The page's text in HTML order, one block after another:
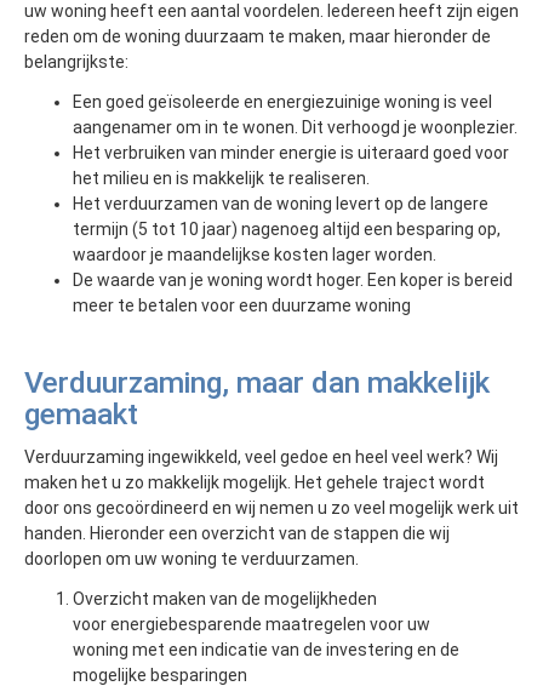
uw woning heeft een aantal voordelen. Iedereen heeft zijn eigen
reden om de woning duurzaam te maken, maar hieronder de
belangrijkste:
Een goed geïsoleerde en energiezuinige woning is veel
aangenamer om in te wonen. Dit verhoogd je woonplezier.
Het verbruiken van minder energie is uiteraard goed voor
het milieu en is makkelijk te realiseren.
Het verduurzamen van de woning levert op de langere
termijn (5 tot 10 jaar) nagenoeg altijd een besparing op,
waardoor je maandelijkse kosten lager worden.
De waarde van je woning wordt hoger. Een koper is bereid
meer te betalen voor een duurzame woning
Verduurzaming, maar dan makkelijk
gemaakt
Verduurzaming ingewikkeld, veel gedoe en heel veel werk? Wij
maken het u zo makkelijk mogelijk. Het gehele traject wordt
door ons gecoördineerd en wij nemen u zo veel mogelijk werk uit
handen. Hieronder een overzicht van de stappen die wij
doorlopen om uw woning te verduurzamen.
Overzicht maken van de mogelijkheden
voor energiebesparende maatregelen voor uw
woning met een indicatie van de investering en de
mogelijke besparingen